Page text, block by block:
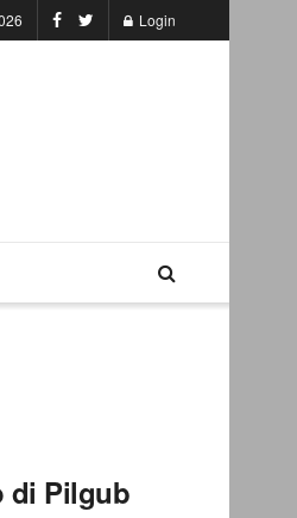
Login
di Pilgub